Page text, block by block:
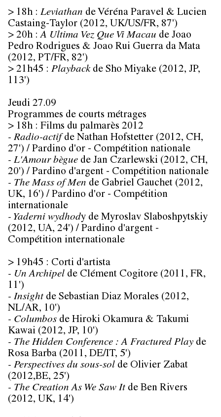
> 18h : Leviathan de Véréna Paravel & Lucien
Castaing-Taylor (2012, UK/US/FR, 87')
> 20h :A Ultima Vez Que Vi Macau de Joao
Pedro Rodrigues & Joao Rui Guerra da Mata
(2012, PT/FR, 82')
> 21h45 : Playback de Sho Miyake (2012, JP,
113')
Jeudi 27.09
Programmes de courts métrages
> 18h : Films du palmarès 2012
- Radio-actifde Nathan Hofstetter (2012, CH,
27') / Pardino d'or - Compétition nationale
- L'Amour bègue de Jan Czarlewski (2012, CH,
20') / Pardino d'argent - Compétition nationale
- The Mass of Men de Gabriel Gauchet (2012,
UK, 16') / Pardino d'or - Compétition
internationale
- Yaderni wydhody de Myroslav Slaboshpytskiy
(2012, UA, 24') / Pardino d'argent -
Compétition internationale
> 19h45 : Corti d'artista
- Un Archipel de Clément Cogitore (2011, FR,
11')
- Insight de Sebastian Diaz Morales (2012,
NL/AR, 10')
- Columbos de Hiroki Okamura & Takumi
Kawai (2012, JP, 10')
- The Hidden Conference : A Fractured Play de
Rosa Barba (2011, DE/IT, 5')
- Perspectives du sous-sol de Olivier Zabat
(2012,BE, 25')
- The Creation As We Saw Itde Ben Rivers
(2012, UK, 14')